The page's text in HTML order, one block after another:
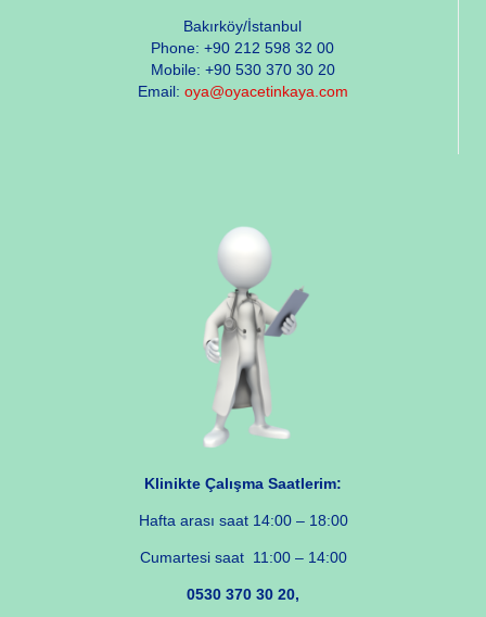
Bakırköy/İstanbul
Phone: +90 212 598 32 00
Mobile: +90 530 370 30 20
Email: oya@oyacetinkaya.com
Klinikte Çalışma Saatlerim:
Hafta arası saat 14:00 – 18:00
Cumartesi saat 11:00 – 14:00
0530 370 30 20,